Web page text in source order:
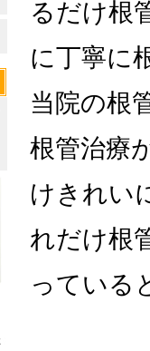
るだけ根
に丁寧に
当院の根
根管治療
けきれい
れだけ根
っている